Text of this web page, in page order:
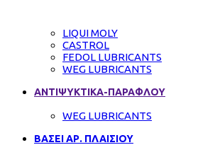
LIQUI MOLY
CASTROL
FEDOL LUBRICANTS
WEG LUBRICANTS
ΑΝΤΙΨΥΚΤΙΚΑ-ΠΑΡΑΦΛΟΥ
WEG LUBRICANTS
ΒΑΣΕΙ ΑΡ. ΠΛΑΙΣΙΟΥ